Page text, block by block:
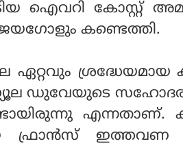
ഐവറി കോസ്റ്റ്
കണ്ടെത്തി.
ഏറ്റവും ശ്രദ്ധേയമായ
ഡുവേയുടെ
ഫ്രാന്‍സ് ഇത്തവണ